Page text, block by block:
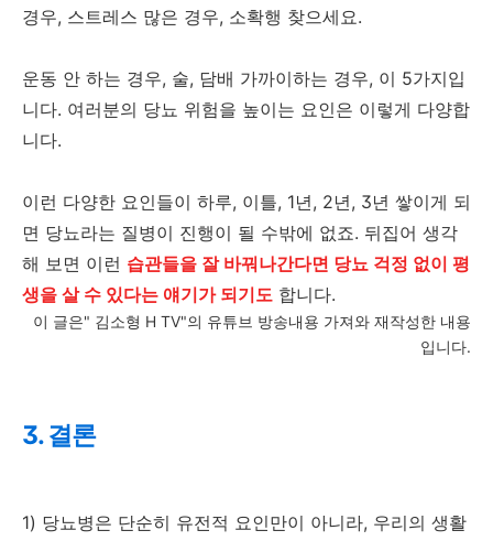
경우, 스트레스 많은 경우, 소확행 찾으세요.
운동 안 하는 경우, 술, 담배 가까이하는 경우, 이 5가지입
니다. 여러분의 당뇨 위험을 높이는 요인은 이렇게 다양합
니다.
이런 다양한 요인들이 하루, 이틀, 1년, 2년, 3년 쌓이게 되
면 당뇨라는 질병이 진행이 될 수밖에 없죠. 뒤집어 생각
해 보면 이런 습관들을 잘 바꿔나간다면 당뇨 걱정 없이 평
생을 살 수 있다는 얘기가 되기도 합니다.
이 글은" 김소형 H TV"의 유튜브 방송내용 가져와 재작성한 내용
입니다.
3. 결론
1) 당뇨병은 단순히 유전적 요인만이 아니라, 우리의 생활